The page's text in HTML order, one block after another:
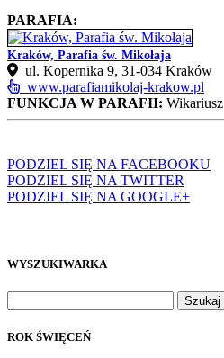
PARAFIA:
Kraków, Parafia św. Mikołaja
ul. Kopernika 9, 31-034 Kraków
www.parafiamikolaj-krakow.pl
FUNKCJA W PARAFII: Wikariusz
PODZIEL SIĘ NA FACEBOOKU
PODZIEL SIĘ NA TWITTER
PODZIEL SIĘ NA GOOGLE+
WYSZUKIWARKA
ROK ŚWIĘCEŃ